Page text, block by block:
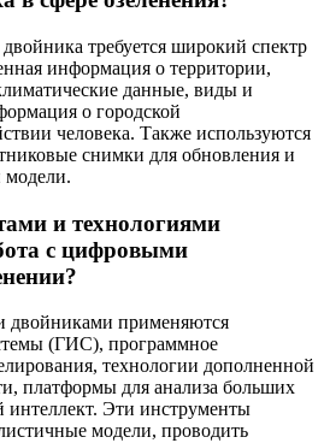
требуется широкий спектр
информация о территории,
данные, виды и
о городской
человека. Также используются
снимки для обновления и
модели.
и технологиями
с цифровыми
двойниками применяются
(ГИС), программное
технологии дополненной
платформы для анализа больших
Эти инструменты
модели, проводить